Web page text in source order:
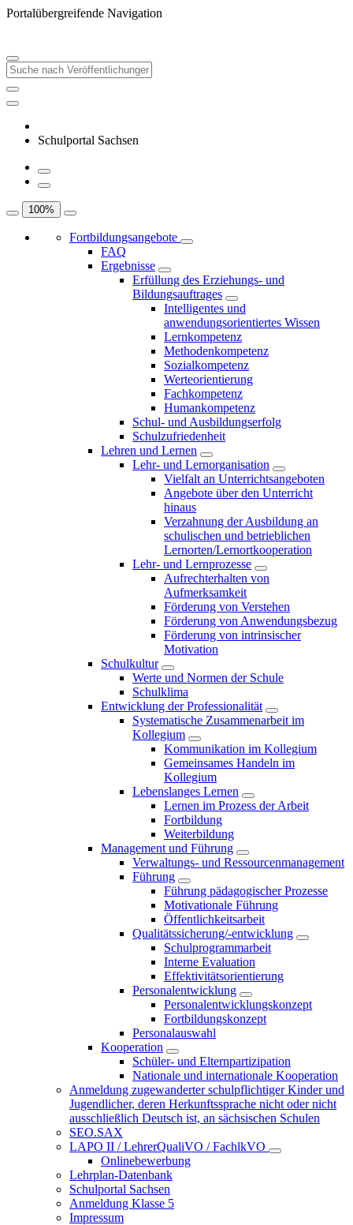
Portalübergreifende Navigation
Schulportal Sachsen
100%
Fortbildungsangebote
FAQ
Ergebnisse
Erfüllung des Erziehungs- und
Bildungsauftrages
Intelligentes und
anwendungsorientiertes Wissen
Lernkompetenz
Methodenkompetenz
Sozialkompetenz
Werteorientierung
Fachkompetenz
Humankompetenz
Schul- und Ausbildungserfolg
Schulzufriedenheit
Lehren und Lernen
Lehr- und Lernorganisation
Vielfalt an Unterrichtsangeboten
Angebote über den Unterricht
hinaus
Verzahnung der Ausbildung an
schulischen und betrieblichen
Lernorten/Lernortkooperation
Lehr- und Lernprozesse
Aufrechterhalten von
Aufmerksamkeit
Förderung von Verstehen
Förderung von Anwendungsbezug
Förderung von intrinsischer
Motivation
Schulkultur
Werte und Normen der Schule
Schulklima
Entwicklung der Professionalität
Systematische Zusammenarbeit im
Kollegium
Kommunikation im Kollegium
Gemeinsames Handeln im
Kollegium
Lebenslanges Lernen
Lernen im Prozess der Arbeit
Fortbildung
Weiterbildung
Management und Führung
Verwaltungs- und Ressourcenmanagement
Führung
Führung pädagogischer Prozesse
Motivationale Führung
Öffentlichkeitsarbeit
Qualitätssicherung/-entwicklung
Schulprogrammarbeit
Interne Evaluation
Effektivitätsorientierung
Personalentwicklung
Personalentwicklungskonzept
Fortbildungskonzept
Personalauswahl
Kooperation
Schüler- und Elternpartizipation
Nationale und internationale Kooperation
Anmeldung zugewanderter schulpflichtiger Kinder und
Jugendlicher, deren Herkunftssprache nicht oder nicht
ausschließlich Deutsch ist, an sächsischen Schulen
SEO.SAX
LAPO II / LehrerQualiVO / FachlkVO
Onlinebewerbung
Lehrplan-Datenbank
Schulportal Sachsen
Anmeldung Klasse 5
Impressum